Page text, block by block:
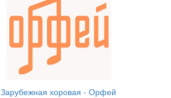
Зарубежная хоровая - Орфей